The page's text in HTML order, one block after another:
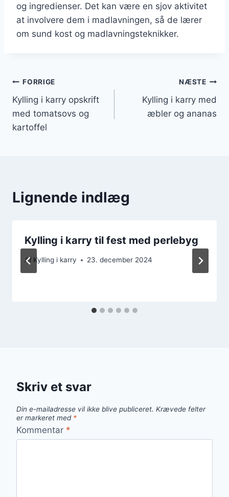
og ingredienser. Det kan være en sjov aktivitet
at involvere dem i madlavningen, så de lærer
om sund kost og madlavningsteknikker.
Indlægsnavigation
FORRIGE
Kylling i karry opskrift
med tomatsovs og
kartoffel
NÆSTE
Kylling i karry med
æbler og ananas
Lignende indlæg
Kylling i karry til fest med perlebyg
Af Kylling i karry 23. december 2024
Skriv et svar
Din e-mailadresse vil ikke blive publiceret. Krævede felter
er markeret med *
Kommentar *